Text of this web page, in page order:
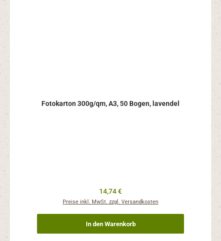
Fotokarton 300g/qm, A3, 50 Bogen, lavendel
Regulärer Preis:
14,74 €
Preise inkl. MwSt. zzgl. Versandkosten
In den Warenkorb